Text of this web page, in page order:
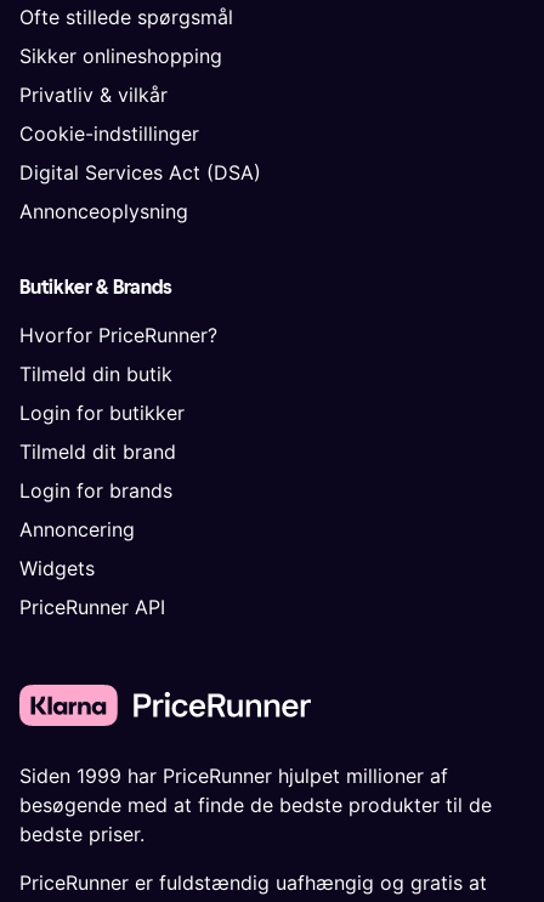
Ofte stillede spørgsmål
Sikker onlineshopping
Privatliv & vilkår
Cookie-indstillinger
Digital Services Act (DSA)
Annonceoplysning
Butikker & Brands
Hvorfor PriceRunner?
Tilmeld din butik
Login for butikker
Tilmeld dit brand
Login for brands
Annoncering
Widgets
PriceRunner API
Siden 1999 har PriceRunner hjulpet millioner af
besøgende med at finde de bedste produkter til de
bedste priser.
PriceRunner er fuldstændig uafhængig og gratis at